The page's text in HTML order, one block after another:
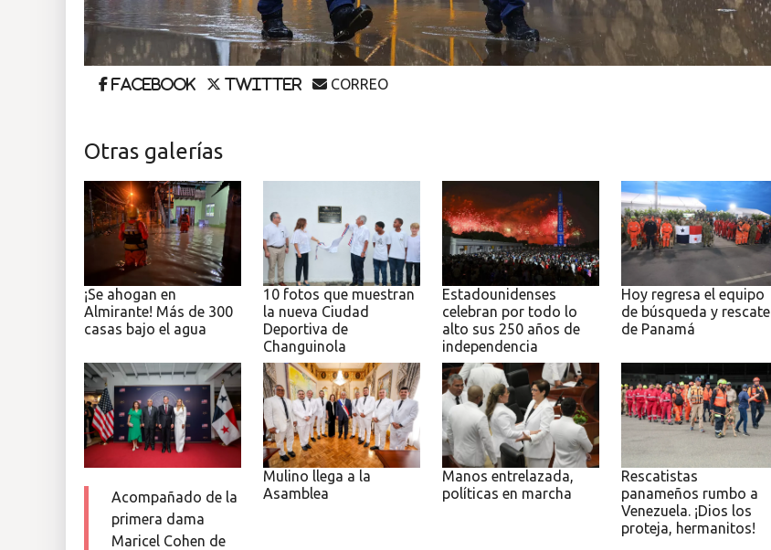
Facebook Twitter CORREO
Otras galerías
¡Se ahogan en
Almirante! Más de 300
casas bajo el agua
10 fotos que muestran
la nueva Ciudad
Deportiva de
Changuinola
Estadounidenses
celebran por todo lo
alto sus 250 años de
independencia
Hoy regresa el equipo
de búsqueda y rescate
de Panamá
Acompañado de la
primera dama
Maricel Cohen de
Mulino llega a la
Asamblea
Manos entrelazada,
políticas en marcha
Rescatistas
panameños rumbo a
Venezuela. ¡Dios los
proteja, hermanitos!